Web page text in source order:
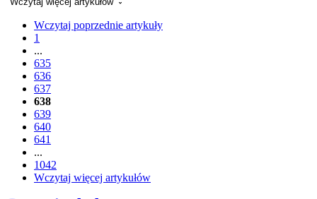
Wczytaj poprzednie artykuły
1
...
635
636
637
638
639
640
641
...
1042
Wczytaj więcej artykułów